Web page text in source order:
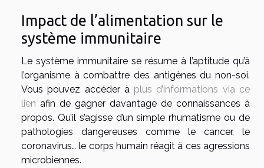
Impact de l’alimentation sur le
système immunitaire
Le système immunitaire se résume à l’aptitude qu’à
l’organisme à combattre des antigènes du non-soi.
Vous pouvez accéder à plus d’informations via ce
lien afin de gagner davantage de connaissances à
propos. Qu’il s’agisse d’un simple rhumatisme ou de
pathologies dangereuses comme le cancer, le
coronavirus… le corps humain réagit à ces agressions
microbiennes.